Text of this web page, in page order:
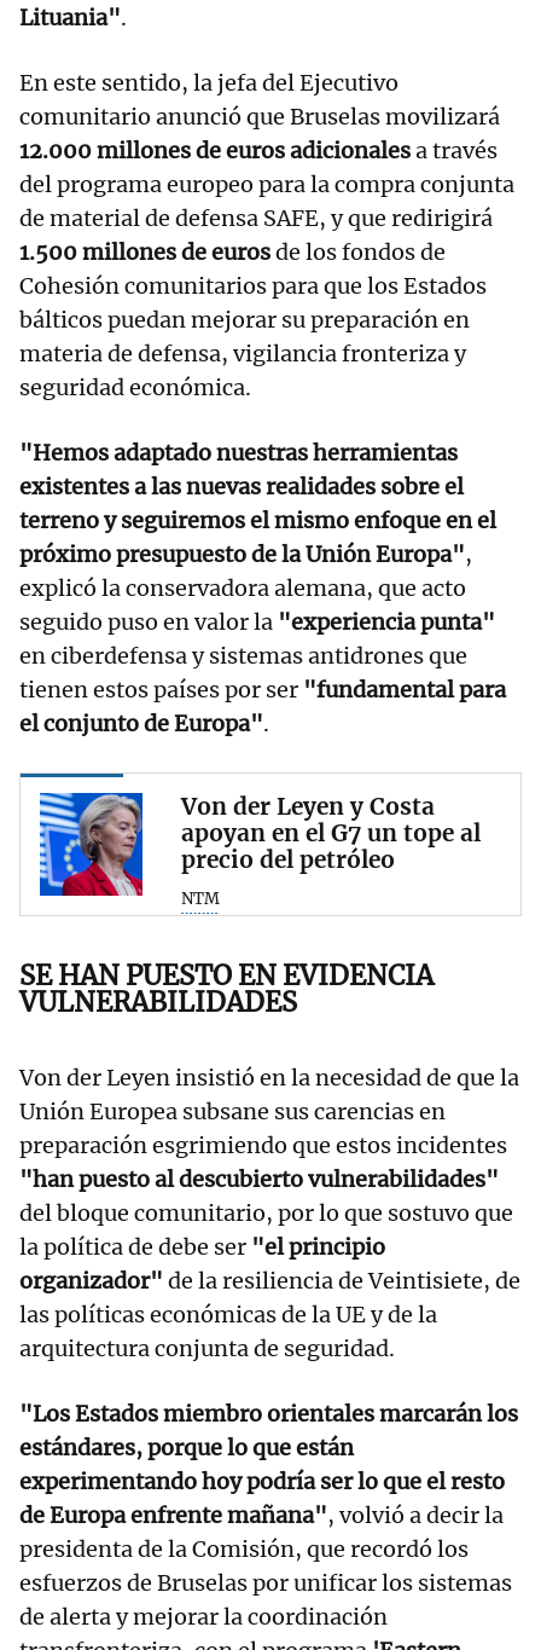
Lituania".
En este sentido, la jefa del Ejecutivo
comunitario anunció que Bruselas movilizará
12.000 millones de euros adicionalesa través
del programa europeo para la compra conjunta
de material de defensa SAFE, y que redirigirá
1.500 millones de eurosde los fondos de
Cohesión comunitarios para que los Estados
bálticos puedan mejorar su preparación en
materia de defensa, vigilancia fronteriza y
seguridad económica.
"Hemos adaptado nuestras herramientas
existentes a las nuevas realidades sobre el
terreno y seguiremos el mismo enfoque en el
próximo presupuesto de la Unión Europa",
explicó la conservadora alemana, que acto
seguido puso en valor la "experiencia punta"
en ciberdefensa y sistemas antidrones que
tienen estos países por ser "fundamental para
el conjunto de Europa".
Von der Leyen y Costa
apoyan en el G7 un tope al
precio del petróleo
NTM
SE HAN PUESTO EN EVIDENCIA
VULNERABILIDADES
Von der Leyen insistió en la necesidad de que la
Unión Europea subsane sus carencias en
preparación esgrimiendo que estos incidentes
"han puesto al descubierto vulnerabilidades"
del bloque comunitario, por lo que sostuvo que
la política de debe ser "el principio
organizador" de la resiliencia de Veintisiete, de
las políticas económicas de la UE y de la
arquitectura conjunta de seguridad.
"Los Estados miembro orientales marcarán los
estándares, porque lo que están
experimentando hoy podría ser lo que el resto
de Europa enfrente mañana", volvió a decir la
presidenta de la Comisión, que recordó los
esfuerzos de Bruselas por unificar los sistemas
de alerta y mejorar la coordinación